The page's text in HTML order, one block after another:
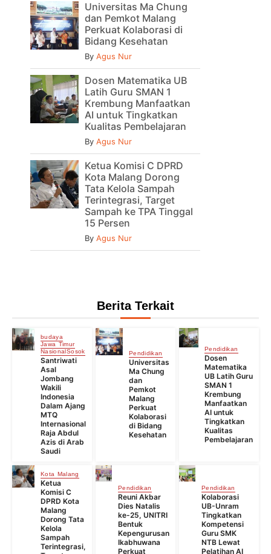
Universitas Ma Chung
dan Pemkot Malang
Perkuat Kolaborasi di
Bidang Kesehatan
By Agus Nur
Dosen Matematika UB
Latih Guru SMAN 1
Krembung Manfaatkan
AI untuk Tingkatkan
Kualitas Pembelajaran
By Agus Nur
Ketua Komisi C DPRD
Kota Malang Dorong
Tata Kelola Sampah
Terintegrasi, Target
Sampah ke TPA Tinggal
15 Persen
By Agus Nur
Berita Terkait
budaya
Jawa Timur
NasionalSosok
Santriwati
Asal
Jombang
Wakili
Indonesia
Dalam Ajang
MTQ
Internasional
Raja Abdul
Azis di Arab
Saudi
Pendidikan
Universitas
Ma Chung
dan
Pemkot
Malang
Perkuat
Kolaborasi
di Bidang
Kesehatan
Pendidikan
Dosen
Matematika
UB Latih Guru
SMAN 1
Krembung
Manfaatkan
AI untuk
Tingkatkan
Kualitas
Pembelajaran
Kota Malang
Ketua
Komisi C
DPRD Kota
Malang
Dorong Tata
Kelola
Sampah
Terintegrasi,
Pendidikan
Reuni Akbar
Dies Natalis
ke-25, UNITRI
Bentuk
Kepengurusan
Ikabhuwana
Perkuat
Pendidikan
Kolaborasi
UB-Unram
Tingkatkan
Kompetensi
Guru SMK
NTB Lewat
Pelatihan AI